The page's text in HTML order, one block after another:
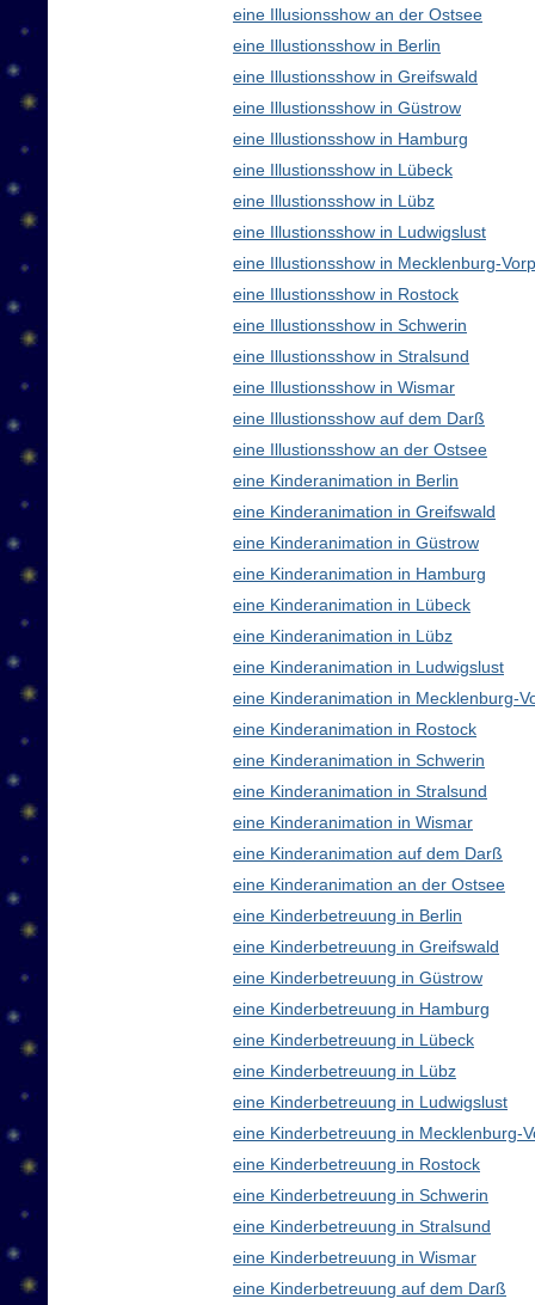
eine Illusionsshow an der Ostsee
eine Illustionsshow in Berlin
eine Illustionsshow in Greifswald
eine Illustionsshow in Güstrow
eine Illustionsshow in Hamburg
eine Illustionsshow in Lübeck
eine Illustionsshow in Lübz
eine Illustionsshow in Ludwigslust
eine Illustionsshow in Mecklenburg-
eine Illustionsshow in Rostock
eine Illustionsshow in Schwerin
eine Illustionsshow in Stralsund
eine Illustionsshow in Wismar
eine Illustionsshow auf dem Darß
eine Illustionsshow an der Ostsee
eine Kinderanimation in Berlin
eine Kinderanimation in Greifswald
eine Kinderanimation in Güstrow
eine Kinderanimation in Hamburg
eine Kinderanimation in Lübeck
eine Kinderanimation in Lübz
eine Kinderanimation in Ludwigslust
eine Kinderanimation in Mecklenburg-
eine Kinderanimation in Rostock
eine Kinderanimation in Schwerin
eine Kinderanimation in Stralsund
eine Kinderanimation in Wismar
eine Kinderanimation auf dem Darß
eine Kinderanimation an der Ostsee
eine Kinderbetreuung in Berlin
eine Kinderbetreuung in Greifswald
eine Kinderbetreuung in Güstrow
eine Kinderbetreuung in Hamburg
eine Kinderbetreuung in Lübeck
eine Kinderbetreuung in Lübz
eine Kinderbetreuung in Ludwigslust
eine Kinderbetreuung in Mecklenburg-
eine Kinderbetreuung in Rostock
eine Kinderbetreuung in Schwerin
eine Kinderbetreuung in Stralsund
eine Kinderbetreuung in Wismar
eine Kinderbetreuung auf dem Darß